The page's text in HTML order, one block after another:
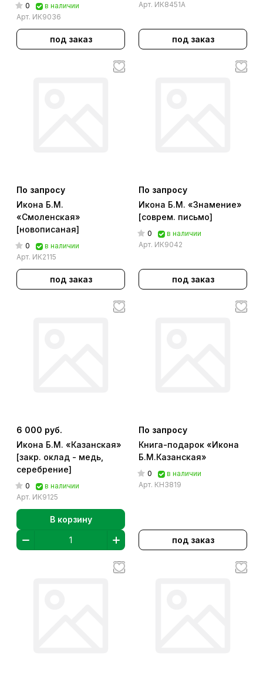
0
в наличии
Арт. ИК9036
под заказ
Арт. ИК8451А
под заказ
По запросу
Икона Б.М.
«Смоленская»
[новописаная]
0
в наличии
Арт. ИК2115
под заказ
По запросу
Икона Б.М. «Знамение»
[соврем. письмо]
0
в наличии
Арт. ИК9042
под заказ
6 000 руб.
Икона Б.М. «Казанская»
[закр. оклад - медь,
серебрение]
0
в наличии
Арт. ИК9125
В корзину
По запросу
Книга-подарок «Икона
Б.М.Казанская»
0
в наличии
Арт. КН3819
под заказ